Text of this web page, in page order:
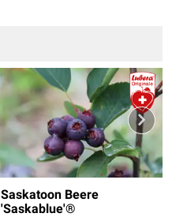
Saskatoon Beere
'Saskablue'®